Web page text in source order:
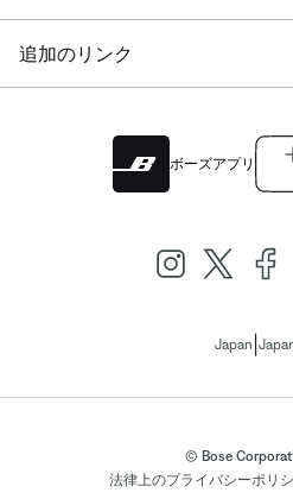
追加のリンク
ボーズアプリ
Japan
© Bose
法律上のプライバシーポリ